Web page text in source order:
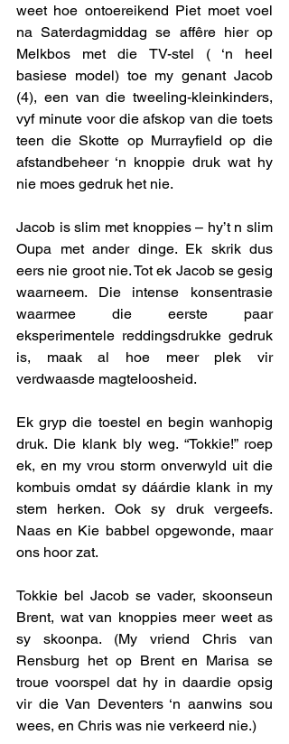
weet hoe ontoereikend Piet moet voel
na Saterdagmiddag se affêre hier op
Melkbos met die TV-stel ( ‘n heel
basiese model) toe my genant Jacob
(4), een van die tweeling-kleinkinders,
vyf minute voor die afskop van die toets
teen die Skotte op Murrayfield op die
afstandbeheer ‘n knoppie druk wat hy
nie moes gedruk het nie.
Jacob is slim met knoppies – hy’t n slim
Oupa met ander dinge. Ek skrik dus
eers nie groot nie. Tot ek Jacob se gesig
waarneem. Die intense konsentrasie
waarmee die eerste paar
eksperimentele reddingsdrukke gedruk
is, maak al hoe meer plek vir
verdwaasde magteloosheid.
Ek gryp die toestel en begin wanhopig
druk. Die klank bly weg. “Tokkie!” roep
ek, en my vrou storm onverwyld uit die
kombuis omdat sy dáárdie klank in my
stem herken. Ook sy druk vergeefs.
Naas en Kie babbel opgewonde, maar
ons hoor zat.
Tokkie bel Jacob se vader, skoonseun
Brent, wat van knoppies meer weet as
sy skoonpa. (My vriend Chris van
Rensburg het op Brent en Marisa se
troue voorspel dat hy in daardie opsig
vir die Van Deventers ‘n aanwins sou
wees, en Chris was nie verkeerd nie.)